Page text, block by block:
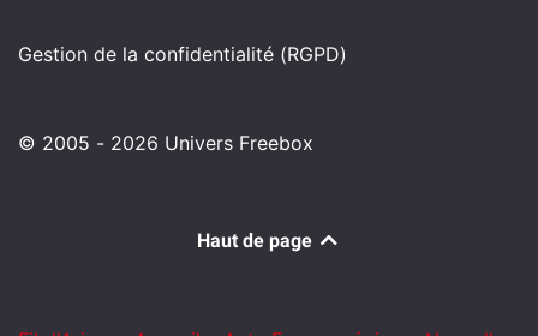
Gestion de la confidentialité (RGPD)
© 2005 - 2026 Univers Freebox
Haut de page